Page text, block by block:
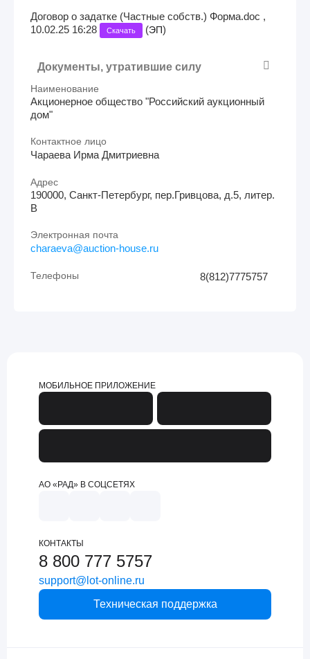
Договор о задатке (Частные собств.) Форма.doc ,
10.02.25 16:28
Скачать (ЭП)
Документы, утратившие силу
Наименование
Акционерное общество "Российский аукционный
дом"
Контактное лицо
Чараева Ирма Дмитриевна
Адрес
190000, Санкт-Петербург, пер.Гривцова, д.5, литер.
В
Электронная почта
charaeva@auction-house.ru
Телефоны 8(812)7775757
МОБИЛЬНОЕ ПРИЛОЖЕНИЕ
АО «РАД» В СОЦСЕТЯХ
КОНТАКТЫ
8 800 777 5757
support@lot-online.ru
Техническая поддержка